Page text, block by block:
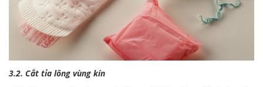
3.2. Cắt tỉa lông vùng kín